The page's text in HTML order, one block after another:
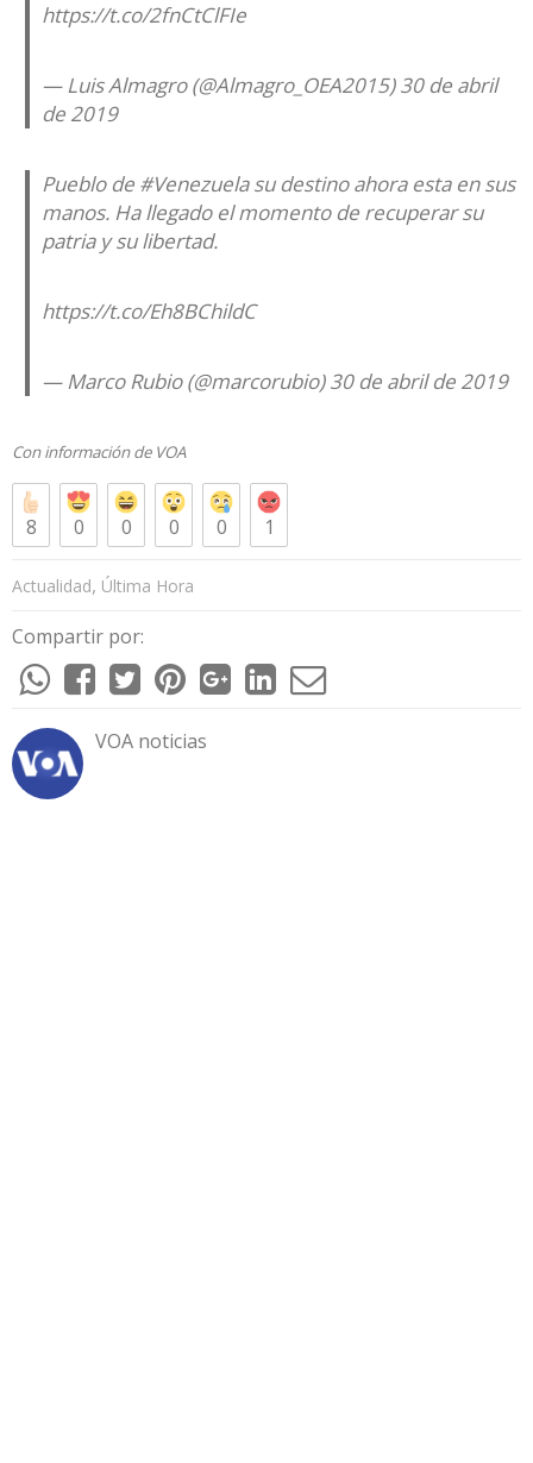
https://t.co/2fnCtClFIe
— Luis Almagro (@Almagro_OEA2015)30 de abril
de 2019
Pueblo de #Venezuelasu destino ahora esta en sus
manos. Ha llegado el momento de recuperar su
patria y su libertad.
https://t.co/Eh8BChildC
— Marco Rubio (@marcorubio)30 de abril de 2019
Con información de VOA
8 0 0 0 0 1
Actualidad, Última Hora
Compartir por:
VOA noticias